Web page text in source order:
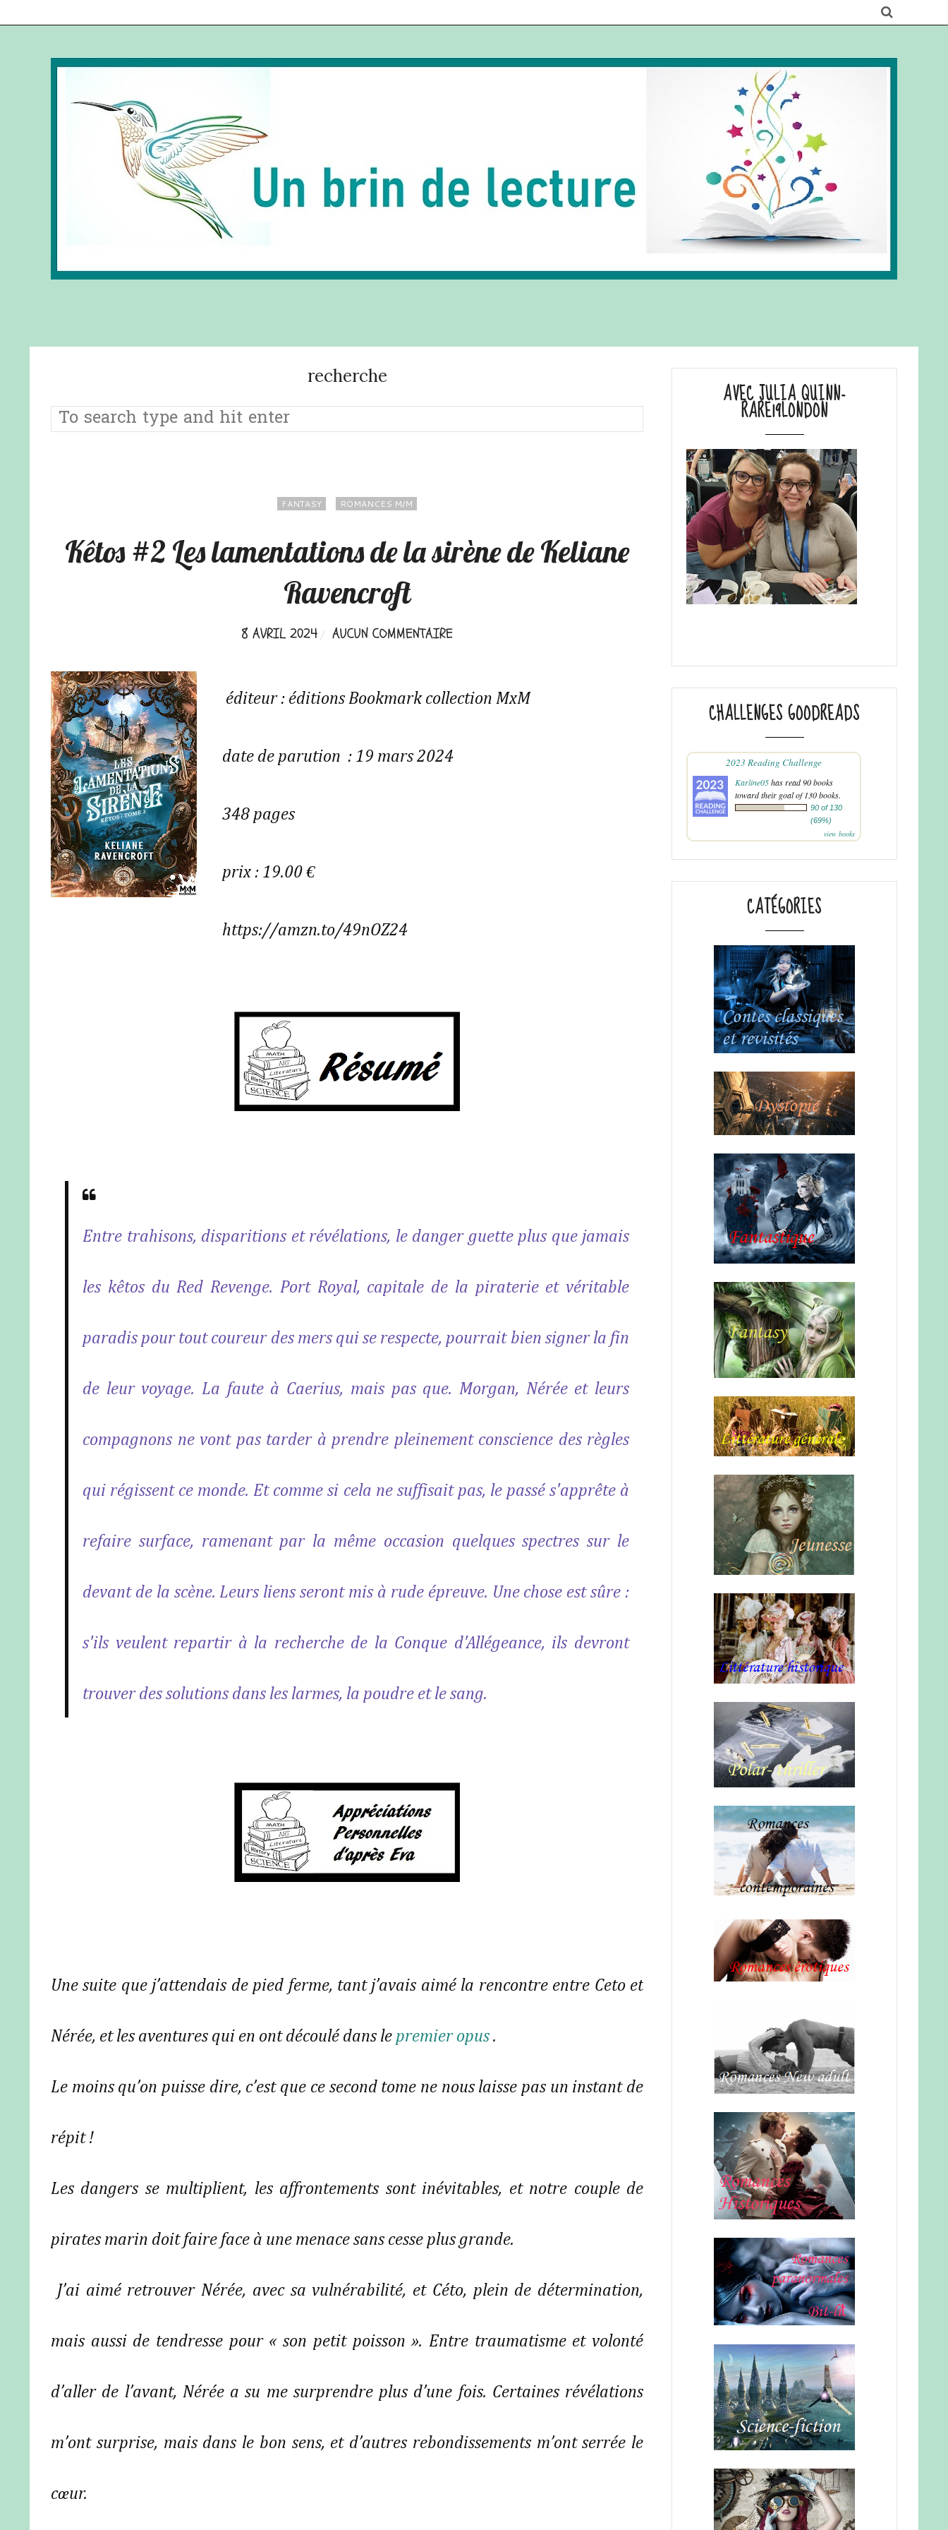
recherche
FANTASY ROMANCES M/M
Kêtos #2 Les lamentations de la sirène de Keliane
Ravencroft
8 AVRIL 2024 AUCUN COMMENTAIRE
éditeur : éditions Bookmark collection MxM
date de parution : 19 mars 2024
348 pages
prix : 19.00 €
https://amzn.to/49nOZ24
Entre trahisons, disparitions et révélations, le danger guette plus que jamais
les kêtos du Red Revenge. Port Royal, capitale de la piraterie et véritable
paradis pour tout coureur des mers qui se respecte, pourrait bien signer la fin
de leur voyage. La faute à Caerius, mais pas que. Morgan, Nérée et leurs
compagnons ne vont pas tarder à prendre pleinement conscience des règles
qui régissent ce monde. Et comme si cela ne suffisait pas, le passé s'apprête à
refaire surface, ramenant par la même occasion quelques spectres sur le
devant de la scène. Leurs liens seront mis à rude épreuve. Une chose est sûre :
s'ils veulent repartir à la recherche de la Conque d'Allégeance, ils devront
trouver des solutions dans les larmes, la poudre et le sang.
Une suite que j’attendais de pied ferme, tant j’avais aimé la rencontre entre Ceto et
Nérée, et les aventures qui en ont découlé dans le premier opus .
Le moins qu’on puisse dire, c’est que ce second tome ne nous laisse pas un instant de
répit !
Les dangers se multiplient, les affrontements sont inévitables, et notre couple de
pirates marin doit faire face à une menace sans cesse plus grande.
mais aussi de tendresse pour « son petit poisson ». Entre traumatisme et volonté
d’aller de l’avant, Nérée a su me surprendre plus d’une fois. Certaines révélations
m’ont surprise, mais dans le bon sens, et d’autres rebondissements m’ont serrée le
cœur.
AVEC JULIA QUINN-
RARE19LONDON
CHALLENGES GOODREADS
2023 Reading Challenge
Karline05has read 90 books
toward their goal of 130 books.
90 of 130
(69%)
view books
CATÉGORIES